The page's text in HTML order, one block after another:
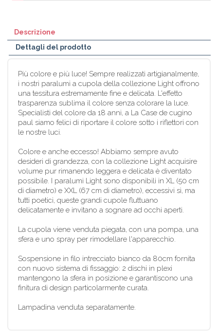
Descrizione
Dettagli del prodotto
Più colore e più luce! Sempre realizzati artigianalmente,
i nostri paralumi a cupola della collezione Light offrono
una tessitura estremamente fine e delicata. L'effetto
trasparenza sublima il colore senza colorare la luce.
Specialisti del colore da 18 anni, a La Case de cugino
paul siamo felici di riportare il colore sotto i riflettori con
le nostre luci.
Colore e anche eccesso! Abbiamo sempre avuto
desideri di grandezza, con la collezione Light acquisire
volume pur rimanendo leggera e delicata è diventato
possibile. I paralumi Light sono disponibili in XL (50 cm
di diametro) e XXL (67 cm di diametro), eccessivi sì, ma
tutti poetici, queste grandi cupole fluttuano
delicatamente e invitano a sognare ad occhi aperti.
La cupola viene venduta piegata, con una pompa, una
sfera e uno spray per rimodellare l'apparecchio.
Sospensione in filo intrecciato bianco da 80cm fornita
con nuovo sistema di fissaggio: 2 dischi in plexi
mantengono la sfera in posizione e garantiscono una
finitura di design particolarmente curata.
Lampadina venduta separatamente.